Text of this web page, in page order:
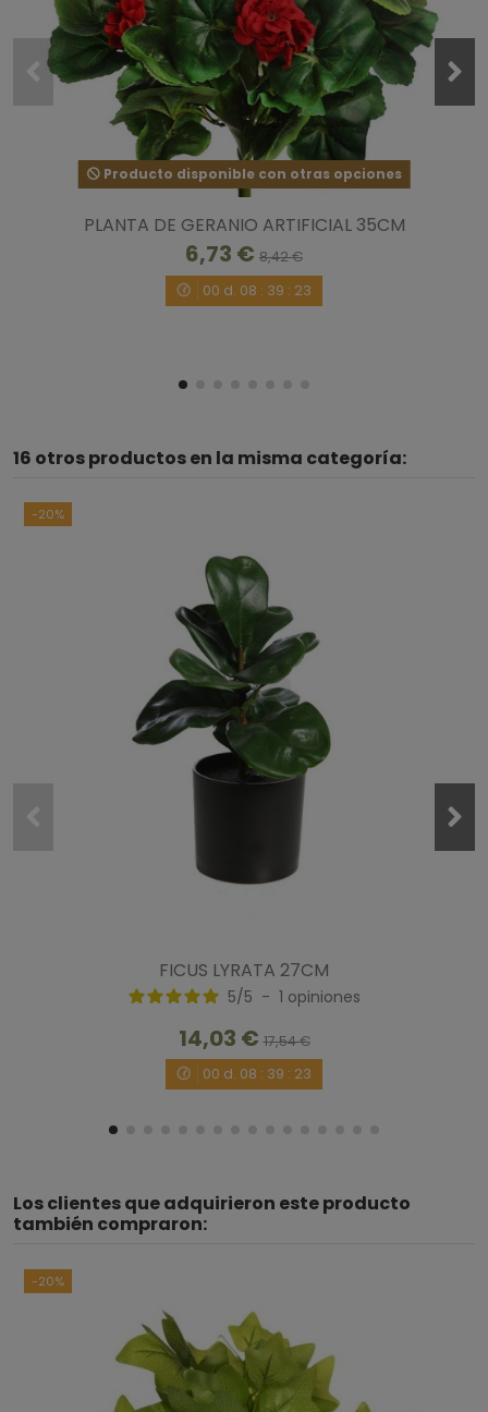
Producto disponible con otras opciones
PLANTA DE GERANIO ARTIFICIAL 35CM
6,73 € 8,42 €
00 d. 08 : 39 : 22
16 otros productos en la misma categoría:
-20%
FICUS LYRATA 27CM
5/5 - 1 opiniones
14,03 €17,54 €
00 d. 08 : 39 : 23
Los clientes que adquirieron este producto
también compraron:
-20%